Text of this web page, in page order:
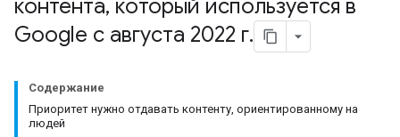
контента, который используется в
Google с августа 2022 г.
Содержание
Приоритет нужно отдавать контенту, ориентированному на
людей